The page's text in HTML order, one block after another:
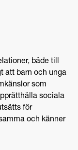
både till
att barn och unga
som
sociala
för
och känner